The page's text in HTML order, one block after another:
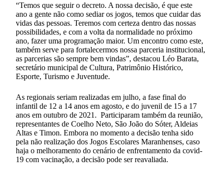
“Temos que seguir o decreto. A nossa decisão, é que este
ano a gente não como sediar os jogos, temos que cuidar das
vidas das pessoas. Teremos com certeza dentro das nossas
possibilidades, e com a volta da normalidade no próximo
ano, fazer uma programação maior. Um encontro como este,
também serve para fortalecermos nossa parceria institucional,
as parcerias são sempre bem vindas”, destacou Léo Barata,
secretário municipal de Cultura, Patrimônio Histórico,
Esporte, Turismo e Juventude.
As regionais seriam realizadas em julho, a fase final do
infantil de 12 a 14 anos em agosto, e do juvenil de 15 a 17
anos em outubro de 2021. Participaram também da reunião,
representantes de Coelho Neto, São João do Sóter, Aldeias
Altas e Timon. Embora no momento a decisão tenha sido
pela não realização dos Jogos Escolares Maranhenses, caso
haja o melhoramento do cenário de enfrentamento da covid-
19 com vacinação, a decisão pode ser reavaliada.